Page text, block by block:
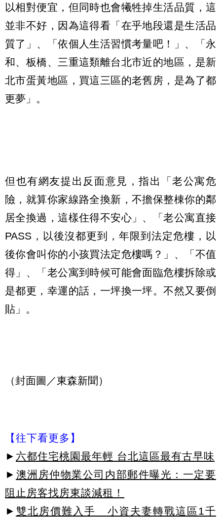
以相對便宜，但同時也會犧牲掉生活品質，這
並非不好，因為這得看「在乎地段還是生活品
質了」、「依個人生活習慣考量吧！」、「永
和、板橋、三重這類離台北市近的地區，是新
北市蛋黃地區，買這三區的老舊房，是為了都
更夢」。
但也有網友提出反面意見，指出「老公寓危
險，就算你家線路全換新，不擔保整棟你的鄰
居全換過，這樣住得不安心」、「老公寓直接
PASS，以後沒都更到，年限到法定危樓，以
後你會叫你的小孩買法定危樓嗎？」、「不值
得」、「老公寓到時候可能會面臨危樓拆除或
是都更，幸運的話，一坪換一坪。不然又要倒
貼」。
（封面圖／東森新聞）
【往下看更多】
► 六都住宅桃園最年輕 台北這區最有古早味
► 澳洲房仲物業公司内部郵件曝光：一定要
阻止房客找房東談減租！
► 雙北房價難入手 小資夫妻轉戰這區1千